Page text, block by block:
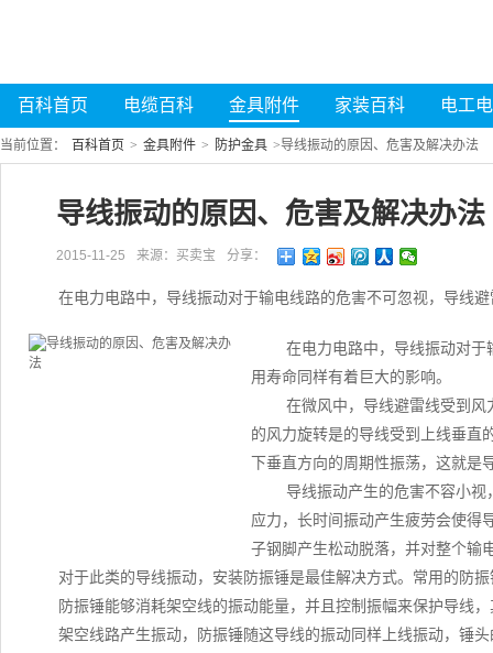
百科首页 电缆百科 金具附件 家装百科 电工
当前位置： 百科首页 > 金具附件 > 防护金具 >导线振动的原因、危害及解决办法
导线振动的原因、危害及解决办法
2015-11-25 来源：买卖宝 分享：
在电力电路中，导线振动对于输电线路的危害不可忽视，导线
在电力电路中，导线振动对
用寿命同样有着巨大的影响。
在微风中，导线避雷线受到
的风力旋转是的导线受到上线垂直
下垂直方向的周期性振荡，这就是
导线振动产生的危害不容小
应力，长时间振动产生疲劳会使得
子钢脚产生松动脱落，并对整个输
对于此类的导线振动，安装防振锤是最佳解决方式。常用的
防振锤能够消耗架空线的振动能量，并且控制振幅来保护导线
架空线路产生振动，防振锤随这导线的振动同样上线振动，锤